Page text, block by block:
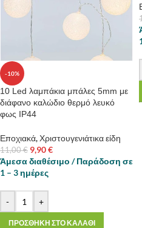
-10%
10 Led λαμπάκια μπάλες 5mm με
διάφανο καλώδιο θερμό λευκό
φως IP44
Εποχιακά,Χριστουγενιάτικα είδη
11,00€ 9,90€
Άμεσα διαθέσιμο / Παράδοση σε
1 – 3 ημέρες
- +
ΠΡΟΣΘΗΚΗ ΣΤΟ ΚΑΛΑΘΙ